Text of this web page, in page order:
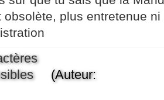
obsolète, plus entretenue
(Auteur: